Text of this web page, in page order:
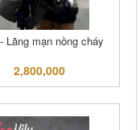
Lãng mạn nồng cháy
2,800,000